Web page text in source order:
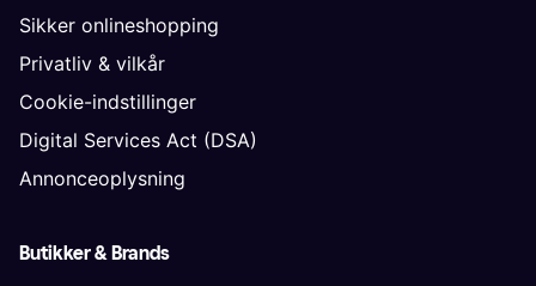
Sikker onlineshopping
Privatliv & vilkår
Cookie-indstillinger
Digital Services Act (DSA)
Annonceoplysning
Butikker & Brands